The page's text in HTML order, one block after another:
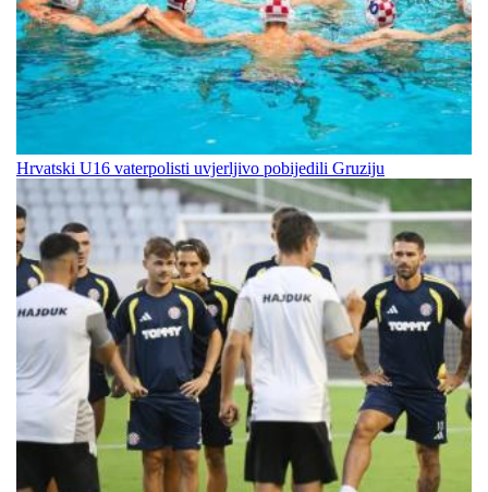
Hrvatski U16 vaterpolisti uvjerljivo pobijedili Gruziju